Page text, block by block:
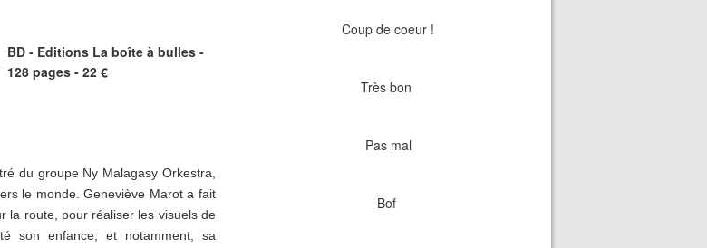
BD - Editions La boîte à bulles -
128 pages - 22 €
du groupe Ny Malagasy Orkestra,
le monde. Geneviève Marot a fait
la route, pour réaliser les visuels de
son enfance, et notamment, sa
Coup de coeur !
Très bon
Pas mal
Bof